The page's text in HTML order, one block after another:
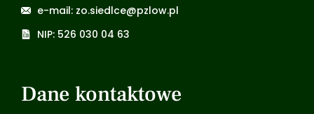
e-mail: zo.siedlce@pzlow.pl
NIP: 526 030 04 63
Dane kontaktowe